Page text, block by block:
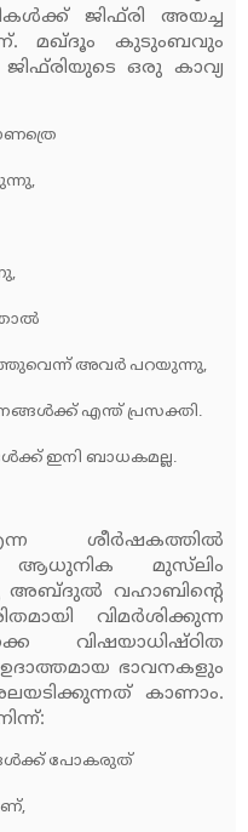
ജിഫ്‌രി അയച്ച
മഖ്ദൂം കുടുംബവും
ജിഫ്‌രിയുടെ ഒരു കാവ്യ
അവര്‍ പറയുന്നു,
എന്ത് പ്രസക്തി.
ഇനി ബാധകമല്ല.
ശീര്‍ഷകത്തില്‍
ആധുനിക മുസ്‌ലിം
അബ്ദുല്‍ വഹാബിന്റെ
വിമര്‍ശിക്കുന്ന
വിഷയാധിഷ്ഠിത
ഭാവനകളും
കാണാം.
പോകരുത്